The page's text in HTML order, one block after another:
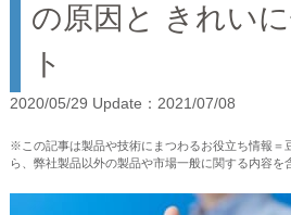
の原因と きれい
ト
2020/05/29 Update：2021/07/08
※この記事は製品や技術にまつわるお役立ち情報＝
ら、弊社製品以外の製品や市場一般に関する内容を